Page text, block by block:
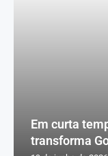
Em curta
transforma